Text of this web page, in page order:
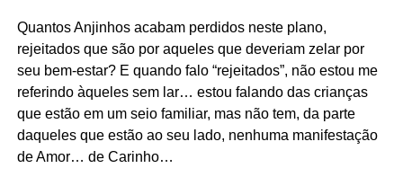
Quantos Anjinhos acabam perdidos neste plano,
rejeitados que são por aqueles que deveriam zelar por
seu bem-estar? E quando falo “rejeitados”, não estou me
referindo àqueles sem lar… estou falando das crianças
que estão em um seio familiar, mas não tem, da parte
daqueles que estão ao seu lado, nenhuma manifestação
de Amor… de Carinho…